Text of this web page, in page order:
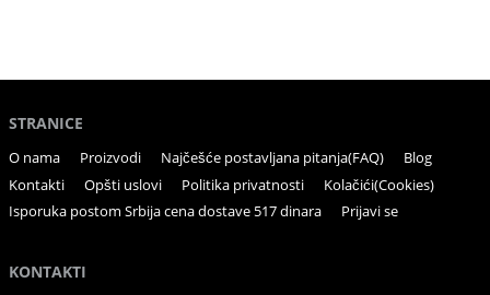
STRANICE
O nama Proizvodi Najčešće postavljana pitanja(FAQ)
Blog
Kontakti
Opšti uslovi Politika privatnosti
Kolačići(Cookies)
Isporuka postom Srbija cena dostave 517 dinara
Prijavi se
KONTAKTI